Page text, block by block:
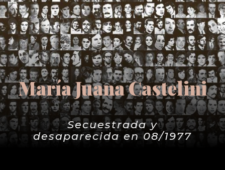
María Juana Castelini
Secuestrada y
desaparecida en 08/1977